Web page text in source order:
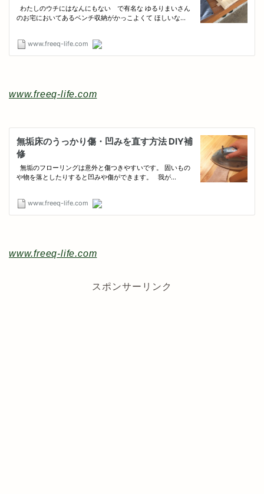
www.freeq-life.com
www.freeq-life.com
スポンサーリンク